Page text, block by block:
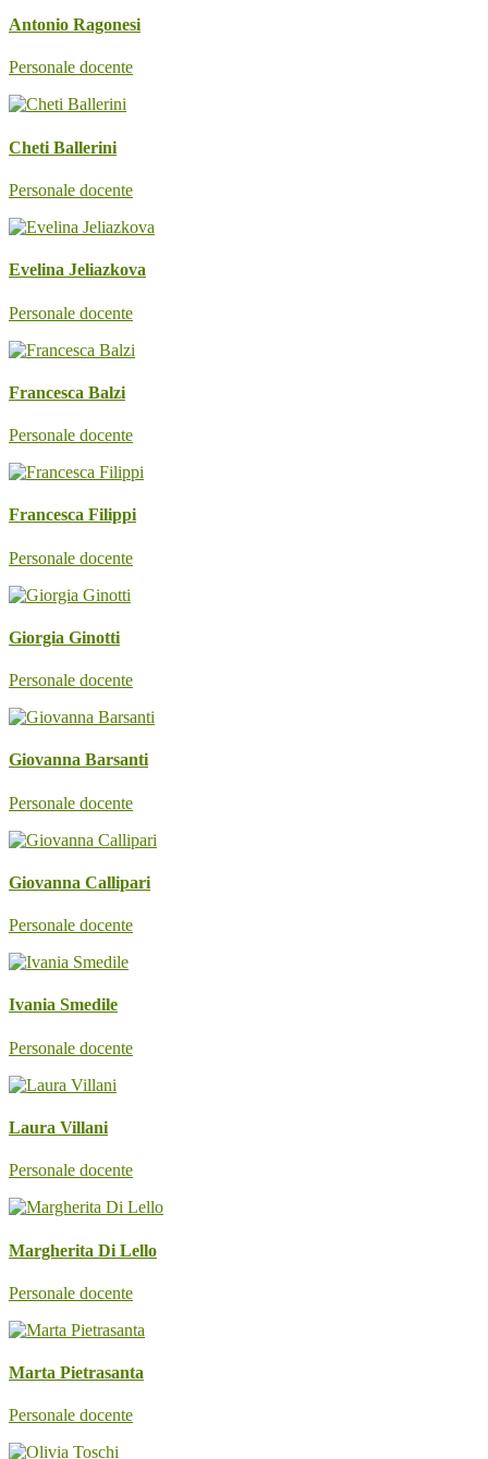
Antonio Ragonesi
Personale docente
Cheti Ballerini
Personale docente
Evelina Jeliazkova
Personale docente
Francesca Balzi
Personale docente
Francesca Filippi
Personale docente
Giorgia Ginotti
Personale docente
Giovanna Barsanti
Personale docente
Giovanna Callipari
Personale docente
Ivania Smedile
Personale docente
Laura Villani
Personale docente
Margherita Di Lello
Personale docente
Marta Pietrasanta
Personale docente